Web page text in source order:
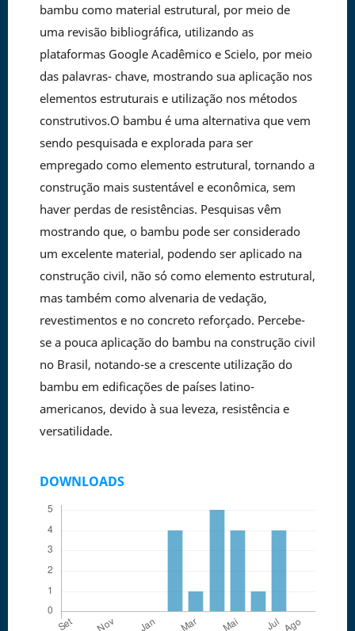
bambu como material estrutural, por meio de
uma revisão bibliográfica, utilizando as
plataformas Google Acadêmico e Scielo, por meio
das palavras- chave, mostrando sua aplicação nos
elementos estruturais e utilização nos métodos
construtivos.O bambu é uma alternativa que vem
sendo pesquisada e explorada para ser
empregado como elemento estrutural, tornando a
construção mais sustentável e econômica, sem
haver perdas de resistências. Pesquisas vêm
mostrando que, o bambu pode ser considerado
um excelente material, podendo ser aplicado na
construção civil, não só como elemento estrutural,
mas também como alvenaria de vedação,
revestimentos e no concreto reforçado. Percebe-
se a pouca aplicação do bambu na construção civil
no Brasil, notando-se a crescente utilização do
bambu em edificações de países latino-
americanos, devido à sua leveza, resistência e
versatilidade.
DOWNLOADS